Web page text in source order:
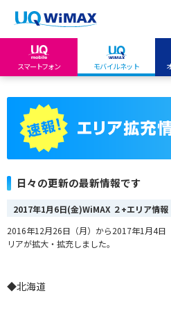
スマートフォン モバイルネット
My UQ mobile
UQ mobile
UQ WiMAX
UQ WiMAX
日々の更新の最新情報です
2017年1月6日(金)WiMAX ２+エリア情報
2016年12月26日（月）から2017年1月4日
リアが拡大・拡充しました。
◆北海道